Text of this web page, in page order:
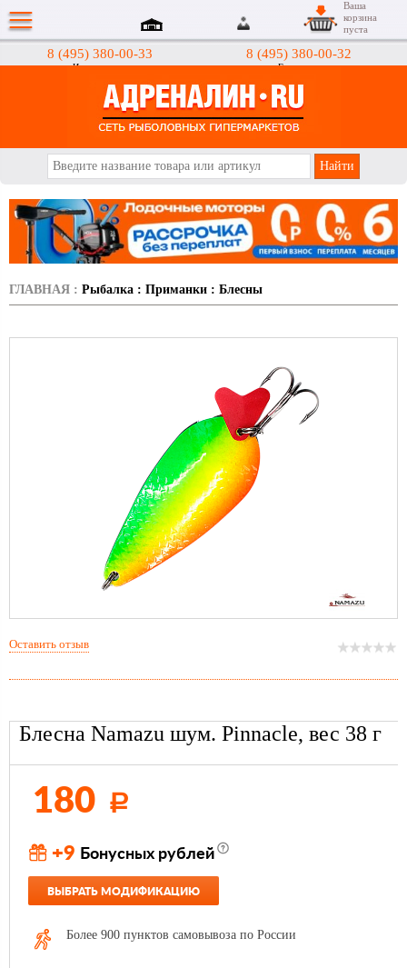
8 (495) 380-00-33
Интернет-магазин
8 (495) 380-00-32
Гипермаркеты
Ваша
корзина
пуста
ГЛАВНАЯ : Рыбалка : Приманки : Блесны
Блесна Namazu шум. Pinnacle, вес 38 г
180 Р
+9 Бонусных рублей
ВЫБРАТЬ МОДИФИКАЦИЮ
Более 900 пунктов самовывоза по России
Оставить отзыв